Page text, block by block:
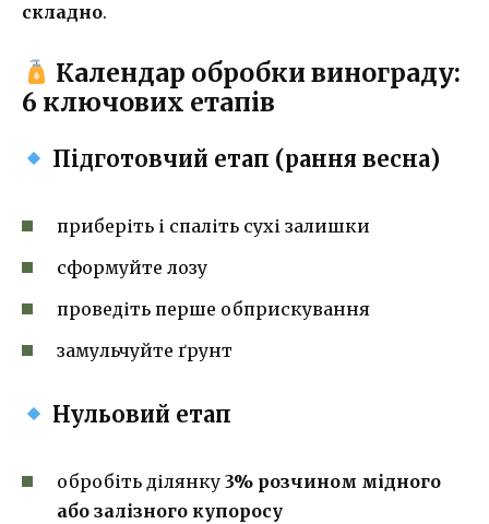
складно.
Календар обробки винограду:
6 ключових етапів
Підготовчий етап (рання весна)
приберіть і спаліть сухі залишки
сформуйте лозу
проведіть перше обприскування
замульчуйте ґрунт
Нульовий етап
обробіть ділянку 3% розчином мідного
або залізного купоросу